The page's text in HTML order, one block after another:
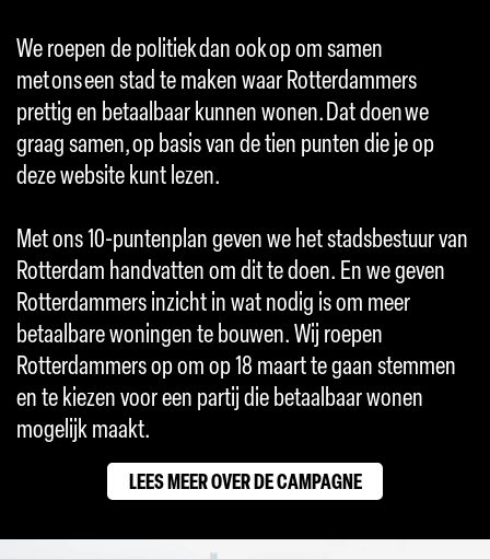
We roepen de politiek dan ook op om samen
met ons een stad te maken waar Rotterdammers
prettig en betaalbaar kunnen wonen. Dat doen we
graag samen, op basis van de tien punten die je op
deze website kunt lezen.
Met ons 10-puntenplan geven we het stadsbestuur van
Rotterdam handvatten om dit te doen. En we geven
Rotterdammers inzicht in wat nodig is om meer
betaalbare woningen te bouwen. Wij roepen
Rotterdammers op om op 18 maart te gaan stemmen
en te kiezen voor een partij die betaalbaar wonen
mogelijk maakt.
LEES MEER OVER DE CAMPAGNE